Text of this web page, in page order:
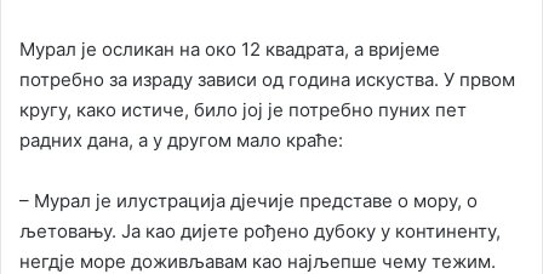
Мурал је осликан на око 12 квадрата, а вријеме
потребно за израду зависи од година искуства. У првом
кругу, како истиче, било јој је потребно пуних пет
радних дана, а у другом мало краће:
– Мурал је илустрација дјечије представе о мору, о
љетовању. Ја као дијете рођено дубоку у континенту,
негдје море доживљавам као најљепше чему тежим.